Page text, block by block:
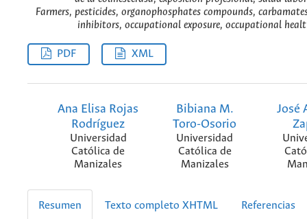
Farmers, pesticides, organophosphates compounds,
inhibitors, occupational exposure, occupational
PDF XML
Ana Elisa Rojas
Rodríguez
Universidad
Católica de
Manizales
Bibiana M.
Toro-Osorio
Universidad
Católica de
Manizales
José
Resumen Texto completo XHTML Referencias